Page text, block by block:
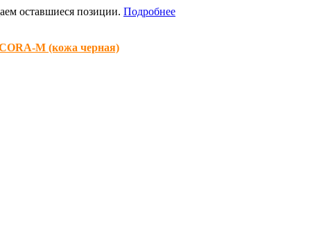
оставшиеся позиции. Подробнее
M (кожа черная)